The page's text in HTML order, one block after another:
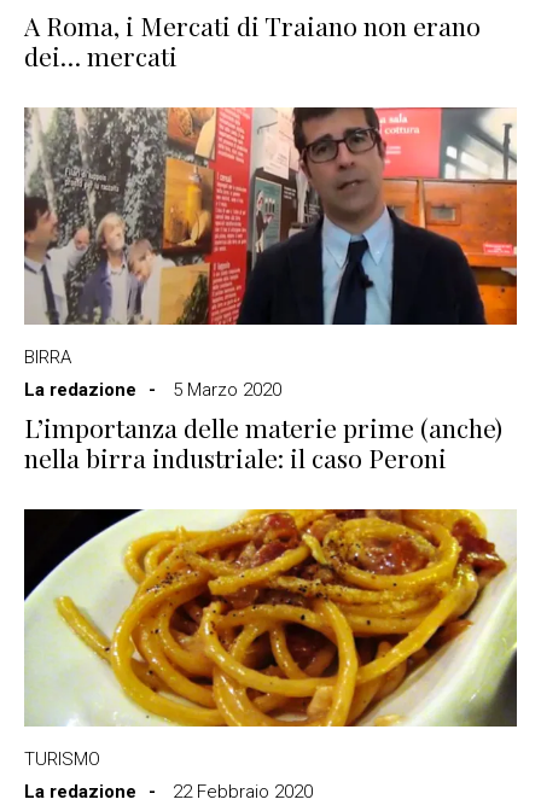
A Roma, i Mercati di Traiano non erano
dei… mercati
BIRRA
La redazione
5 Marzo 2020
L’importanza delle materie prime (anche)
nella birra industriale: il caso Peroni
TURISMO
La redazione
22 Febbraio 2020